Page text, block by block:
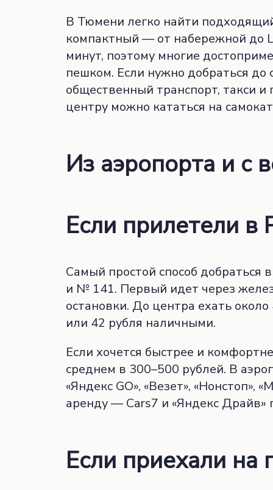
В Тюмени легко найти
компактный — от набережной до
минут, поэтому многие
пешком. Если нужно добраться до
общественный транспорт, такси
центру можно кататься на
Из аэропорта и с
Если прилетели в
Самый простой способ
и № 141. Первый идет через
остановки. До центра ехать
или 42 рубля наличными.
Если хочется быстрее и
среднем в 300–500 рублей. В
«Яндекс GO», «Везет»,
аренду — Cars7 и «Яндекс Драйв»
Если приехали на